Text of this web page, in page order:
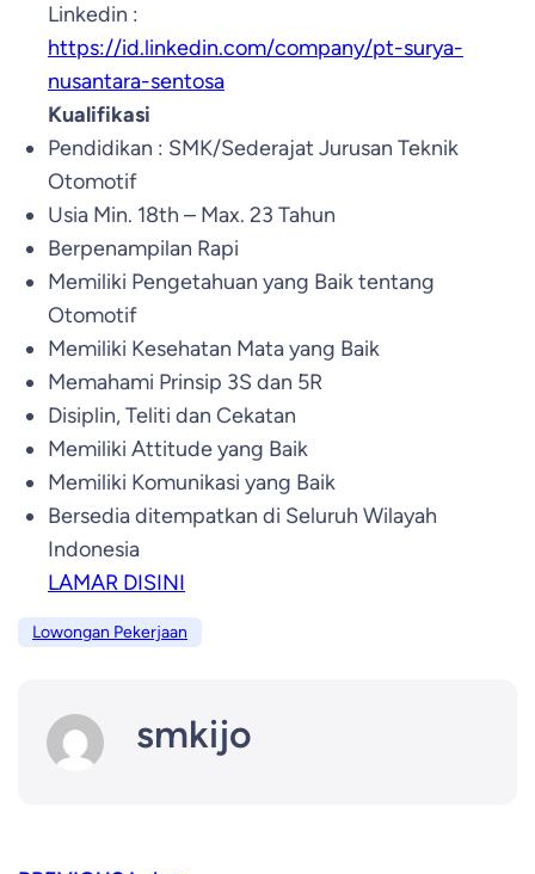
Linkedin :
https://id.linkedin.com/company/pt-surya-
nusantara-sentosa
Kualifikasi
Pendidikan : SMK/Sederajat Jurusan Teknik
Otomotif
Usia Min. 18th – Max. 23 Tahun
Berpenampilan Rapi
Memiliki Pengetahuan yang Baik tentang
Otomotif
Memiliki Kesehatan Mata yang Baik
Memahami Prinsip 3S dan 5R
Disiplin, Teliti dan Cekatan
Memiliki Attitude yang Baik
Memiliki Komunikasi yang Baik
Bersedia ditempatkan di Seluruh Wilayah
Indonesia
LAMAR DISINI
Lowongan Pekerjaan
smkijo